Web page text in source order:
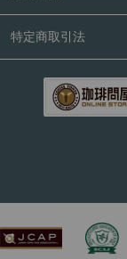
特定商取引法